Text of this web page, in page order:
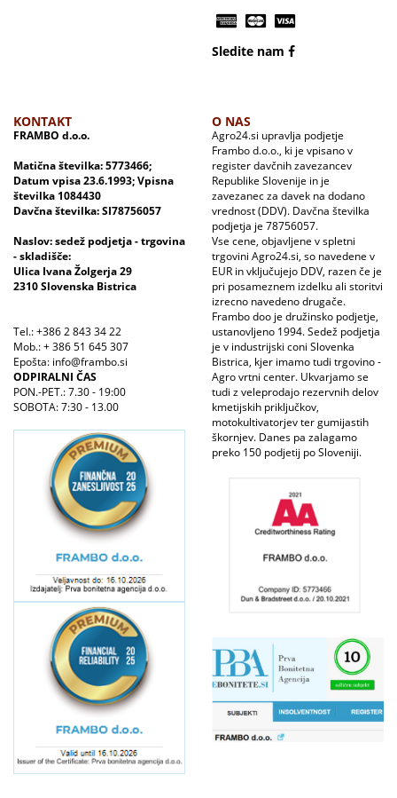
Sledite nam
KONTAKT
FRAMBO d.o.o.
Matična številka: 5773466;
Datum vpisa 23.6.1993; Vpisna
številka 1084430
Davčna številka: SI78756057
Naslov: sedež podjetja - trgovina
- skladišče:
Ulica Ivana Žolgerja 29
2310 Slovenska Bistrica
Tel.: +386 2 843 34 22
Mob.: + 386 51 645 307
Epošta: info@frambo.si
ODPIRALNI ČAS
PON.-PET.: 7.30 - 19:00
SOBOTA: 7:30 - 13.00
O NAS
Agro24.si upravlja podjetje
Frambo d.o.o., ki je vpisano v
register davčnih zavezancev
Republike Slovenije in je
zavezanec za davek na dodano
vrednost (DDV). Davčna številka
podjetja je 78756057.
Vse cene, objavljene v spletni
trgovini Agro24.si, so navedene v
EUR in vključujejo DDV, razen če je
pri posameznem izdelku ali storitvi
izrecno navedeno drugače.
Frambo doo je družinsko podjetje,
ustanovljeno 1994. Sedež podjetja
je v industrijski coni Slovenka
Bistrica, kjer imamo tudi trgovino -
Agro vrtni center. Ukvarjamo se
tudi z veleprodajo rezervnih delov
kmetijskih priključkov,
motokultivatorjev ter gumijastih
škornjev. Danes pa zalagamo
preko 150 podjetij po Sloveniji.